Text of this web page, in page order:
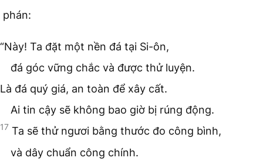
phán:
“Này! Ta đặt một nền đá tại Si-ôn,
đá góc vững chắc và được thử luyện.
Là đá quý giá, an toàn để xây cất.
Ai tin cậy sẽ không bao giờ bị rúng động.
17 Ta sẽ thử ngươi bằng thước đo công bình,
và dây chuẩn công chính.